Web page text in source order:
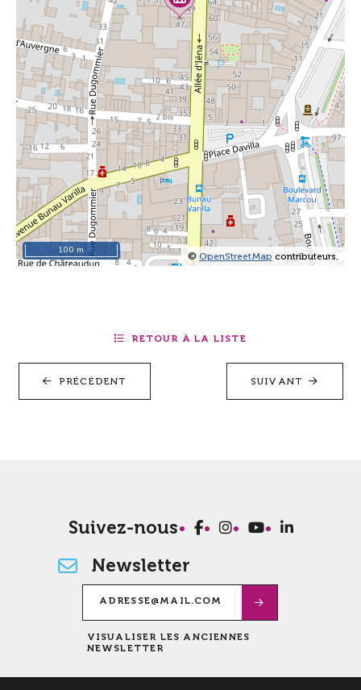
© OpenStreetMap contributeurs.
100 m
PRÉCÉDENT
RETOUR À LA LISTE
SUIVANT
Suivez-nous
Newsletter
VISUALISER LES ANCIENNES
NEWSLETTER